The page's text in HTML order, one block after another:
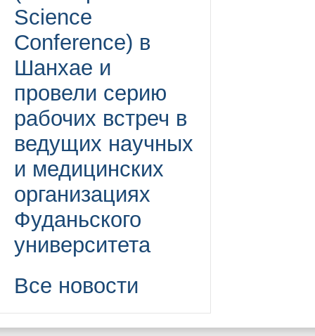
Science
Conference) в
Шанхае и
провели серию
рабочих встреч в
ведущих научных
и медицинских
организациях
Фуданьского
университета
Все новости